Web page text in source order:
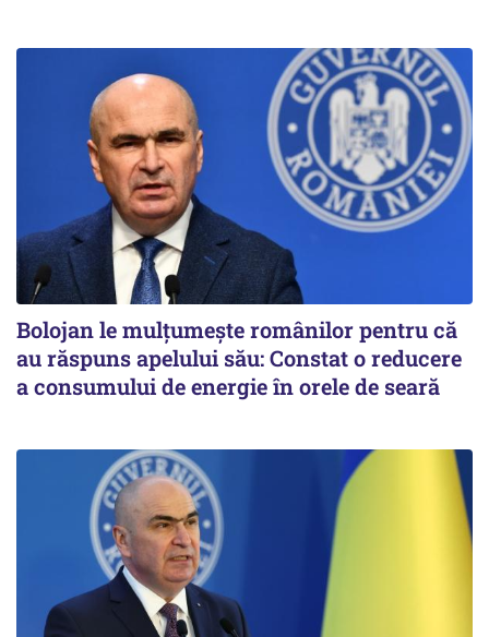
Bolojan le mulțumește românilor pentru că
au răspuns apelului său: Constat o reducere
a consumului de energie în orele de seară